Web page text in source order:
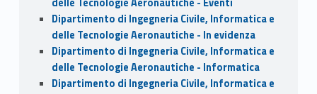
Dipartimento di Ingegneria Civile, Informatica e
delle Tecnologie Aeronautiche - In evidenza
Dipartimento di Ingegneria Civile, Informatica e
delle Tecnologie Aeronautiche - Informatica
Dipartimento di Ingegneria Civile, Informatica e